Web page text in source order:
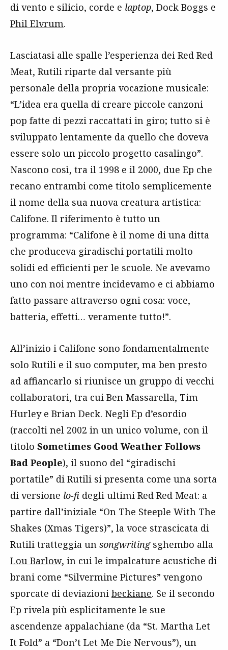
di vento e silicio, corde e laptop, Dock Boggs e
Phil Elvrum.
Lasciatasi alle spalle l’esperienza dei Red Red
Meat, Rutili riparte dal versante più
personale della propria vocazione musicale:
“L’idea era quella di creare piccole canzoni
pop fatte di pezzi raccattati in giro; tutto si è
sviluppato lentamente da quello che doveva
essere solo un piccolo progetto casalingo”.
Nascono così, tra il 1998 e il 2000, due Ep che
recano entrambi come titolo semplicemente
il nome della sua nuova creatura artistica:
Califone. Il riferimento è tutto un
programma: “Califone è il nome di una ditta
che produceva giradischi portatili molto
solidi ed efficienti per le scuole. Ne avevamo
uno con noi mentre incidevamo e ci abbiamo
fatto passare attraverso ogni cosa: voce,
batteria, effetti… veramente tutto!”.
All’inizio i Califone sono fondamentalmente
solo Rutili e il suo computer, ma ben presto
ad affiancarlo si riunisce un gruppo di vecchi
collaboratori, tra cui Ben Massarella, Tim
Hurley e Brian Deck. Negli Ep d’esordio
(raccolti nel 2002 in un unico volume, con il
titolo Sometimes Good Weather Follows
Bad People), il suono del “giradischi
portatile” di Rutili si presenta come una sorta
di versione lo-fi degli ultimi Red Red Meat: a
partire dall’iniziale “On The Steeple With The
Shakes (Xmas Tigers)”, la voce strascicata di
Rutili tratteggia un songwritingsghembo alla
Lou Barlow, in cui le impalcature acustiche di
brani come “Silvermine Pictures” vengono
sporcate di deviazioni beckiane. Se il secondo
Ep rivela più esplicitamente le sue
ascendenze appalachiane (da “St. Martha Let
It Fold” a “Don’t Let Me Die Nervous”), un